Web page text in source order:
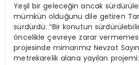
Yeşil bir geleceğin ancak
mümkün olduğunu dile getiren
sürdürdü: “Bir konutun
öncelikle çevreye zarar
projesinde mimarımız Nevzat
metrekarelik alana yayılan